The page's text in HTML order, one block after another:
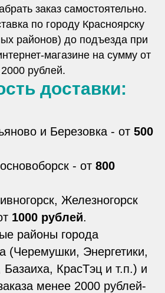
заказ самостоятельно.
по городу Красноярску
районов) до подъезда при
магазине на сумму от
2000 рублей.
доставки:
и Березовка - от 500
- от 800
Железногорск
1000 рублей.
районы города
(Черемушки, Энергетики,
КрасТэц и т.п.) и
менее 2000 рублей-